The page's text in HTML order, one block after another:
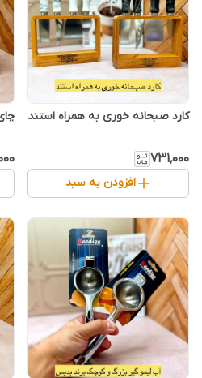
کارد صبحانه خوری به همراه استند
۷۳۱٬۰۰۰
افزودن به سبد